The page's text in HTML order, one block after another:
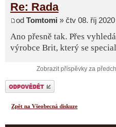
Re: Rada
od Tomtomi » čtv 08. říj
Ano přesně tak. Přes
výrobce Brit, který se
Zobrazit příspěvky za
Odeslat odpověď
Zpět na Všeobecná diskuze